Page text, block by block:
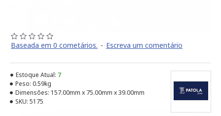
Baseada em 0 cometários. - Escreva um comentário
Estoque Atual: 7
Peso: 0.59kg
Dimensões: 157.00mm x 75.00mm x 39.00mm
SKU: 5175